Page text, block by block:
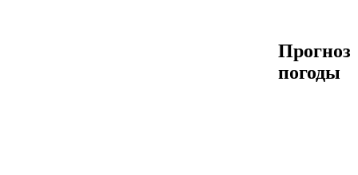
Прогноз
погоды